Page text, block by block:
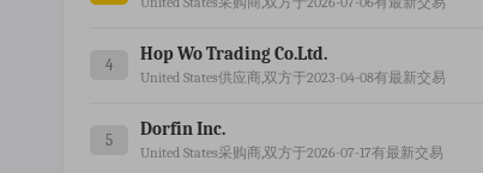
4
Hop Wo Trading Co.ltd.
United States供应商,双方于2023-04-08有最新交易
5
Dorfin Inc.
United States采购商,双方于2026-07-17有最新交易